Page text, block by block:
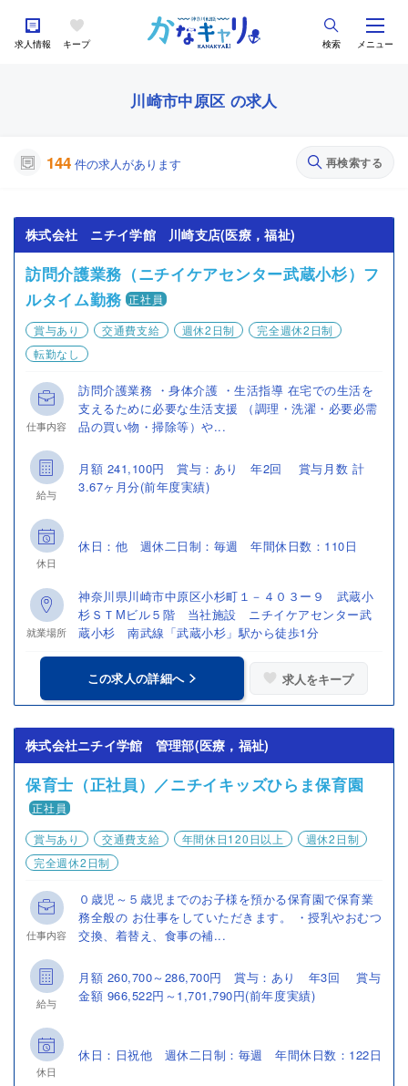
求人情報 キープ 検索 メニュー
川崎市中原区 の求人
144 件の求人があります 再検索する
株式会社 ニチイ学館 川崎支店(医療，福祉)
訪問介護業務（ニチイケアセンター武蔵小杉）フ
ルタイム勤務 正社員
賞与あり
交通費支給 週休2日制
完全週休2日制
転勤なし
仕事内容
訪問介護業務 ・身体介護 ・生活指導 在宅での生活を
支えるために必要な生活支援 （調理・洗濯・必要必需
品の買い物・掃除等）や...
給与
月額 241,100円 賞与：あり 年2回 賞与月数 計
3.67ヶ月分(前年度実績)
休日
休日：他 週休二日制：毎週 年間休日数：110日
就業場所
神奈川県川崎市中原区小杉町１－４０３ー９ 武蔵小
杉ＳＴМビル５階 当社施設 ニチイケアセンター武
蔵小杉 南武線「武蔵小杉」駅から徒歩1分
この求人の詳細へ 求人をキープ
株式会社ニチイ学館 管理部(医療，福祉)
保育士（正社員）／ニチイキッズひらま保育園
正社員
賞与あり
交通費支給 年間休日120日以上
週休2日制
完全週休2日制
仕事内容
０歳児～５歳児までのお子様を預かる保育園で保育業
務全般の お仕事をしていただきます。 ・授乳やおむつ
交換、着替え、食事の補...
給与
月額 260,700～286,700円 賞与：あり 年3回 賞与
金額 966,522円～1,701,790円(前年度実績)
休日
休日：日祝他 週休二日制：毎週 年間休日数：122日